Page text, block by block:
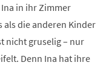
in ihr Zimmer
als die anderen Kinder
nicht gruselig – nur
Denn Ina hat ihre